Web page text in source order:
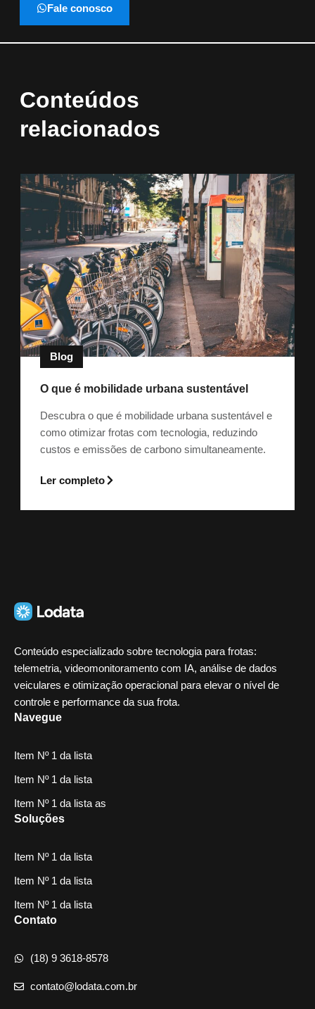
Fale conosco
Conteúdos
relacionados
Blog
O que é mobilidade urbana sustentável
Descubra o que é mobilidade urbana sustentável e
como otimizar frotas com tecnologia, reduzindo
custos e emissões de carbono simultaneamente.
Ler completo
Conteúdo especializado sobre tecnologia para frotas:
telemetria, videomonitoramento com IA, análise de dados
veiculares e otimização operacional para elevar o nível de
controle e performance da sua frota.
Navegue
Item Nº 1 da lista
Item Nº 1 da lista
Item Nº 1 da lista as
Soluções
Item Nº 1 da lista
Item Nº 1 da lista
Item Nº 1 da lista
Contato
(18) 9 3618-8578
contato@lodata.com.br